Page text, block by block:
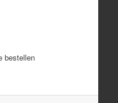
bestellen